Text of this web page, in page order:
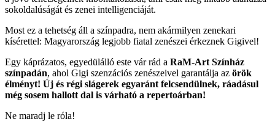
sokoldalúságát és zenei intelligenciáját.
Most ez a tehetség áll a színpadra, nem akármilyen zenekari
kísérettel: Magyarország legjobb fiatal zenészei érkeznek Gigivel!
Egy káprázatos, egyedülálló este vár rád a RaM-Art Színház
színpadán, ahol Gigi szenzációs zenészeivel garantálja az örök
élményt! Új és régi slágerek egyaránt felcsendülnek, ráadásul
még sosem hallott dal is várható a repertoárban!
Ne maradj le róla!